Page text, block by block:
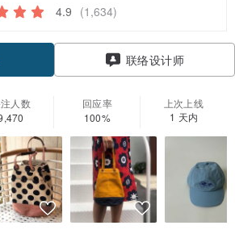
4.9 (1,634)
联络设计师
人数
回应率
100%
上次上线
1 天内